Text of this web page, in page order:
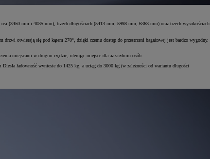
(3450 mm i 4035 mm), trzech długościach (5413 mm, 5998 mm, 6363 mm) oraz trzech wysokościach
otwierają się pod kątem 270°, dzięki czemu dostęp do przestrzeni bagażowej jest bardzo wygodny.
miejscami w drugim rzędzie, oferując miejsce dla aż siedmiu osób.
ładowność wyniesie do 1425 kg, a uciąg do 3000 kg (w zależności od wariantu długości